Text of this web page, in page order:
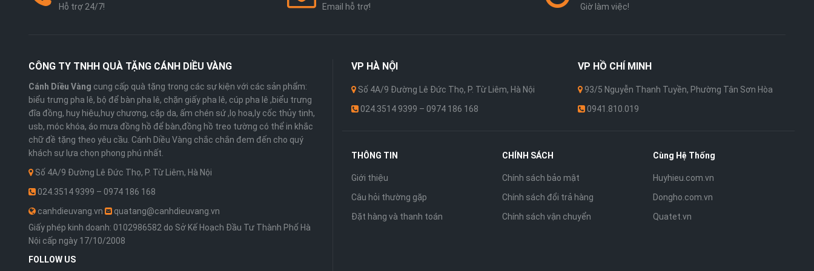
Hỗ trợ 24/7! Email hỗ trợ! Giờ làm việc!
CÔNG TY TNHH QUÀ TẶNG CÁNH DIỀU VÀNG
Cánh Diều Vàng cung cấp quà tặng trong các sự kiện với các sản phẩm:
biểu trưng pha lê, bộ để bàn pha lê, chặn giấy pha lê, cúp pha lê ,biểu trưng
đĩa đồng, huy hiệu,huy chương, cặp da, ấm chén sứ ,lọ hoa,ly cốc thủy tinh,
usb, móc khóa, áo mưa đồng hồ để bàn,đồng hồ treo tường có thể in khắc
chữ đề tặng theo yêu cầu. Cánh Diều Vàng chắc chắn đem đến cho quý
khách sự lựa chọn phong phú nhất.
Số 4A/9 Đường Lê Đức Thọ, P. Từ Liêm, Hà Nội
024.3514 9399 – 0974 186 168
canhdieuvang.vn
quatang@canhdieuvang.vn
Giấy phép kinh doanh: 0102986582 do Sở Kế Hoạch Đầu Tư Thành Phố Hà
Nội cấp ngày 17/10/2008
FOLLOW US
VP HÀ NỘI
Số 4A/9 Đường Lê Đức Thọ, P. Từ Liêm, Hà Nội
024.3514 9399 – 0974 186 168
VP HỒ CHÍ MINH
93/5 Nguyễn Thanh Tuyền, Phường Tân Sơn Hòa
0941.810.019
THÔNG TIN
Giới thiệu
Câu hỏi thường gặp
Đặt hàng và thanh toán
CHÍNH SÁCH
Chính sách bảo mật
Chính sách đổi trả hàng
Chính sách vận chuyển
Cùng Hệ Thống
Huyhieu.com.vn
Dongho.com.vn
Quatet.vn